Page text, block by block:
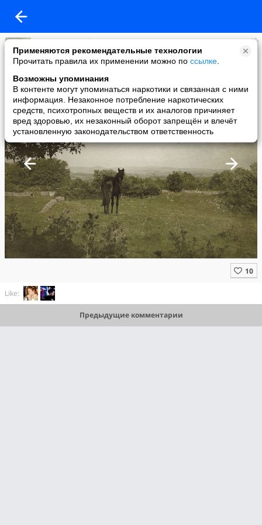
Применяются рекомендательные технологии
Прочитать правила их применении можно по ссылке
Возможны упоминания
В контенте могут упоминаться наркотики и связанная с ними
информация. Незаконное потребление наркотических
средств, психотропных веществ и их аналогов причиняет
вред здоровью, их незаконный оборот запрещён и влечёт
установленную законодательством ответственность
Speranza Barcello
added a photo
28 Nov в 22:41
Like:
Предыдущие комментарии